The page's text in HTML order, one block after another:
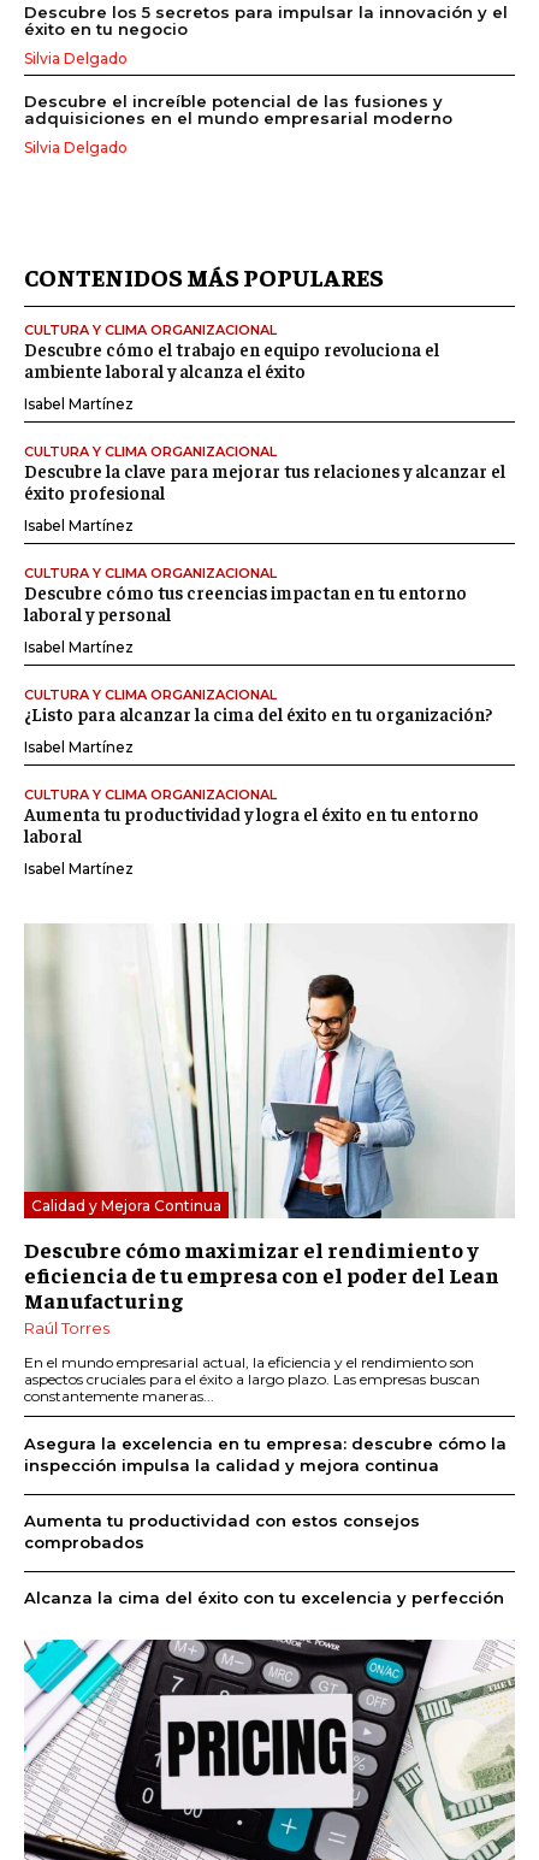
Descubre los 5 secretos para impulsar la innovación y el
éxito en tu negocio
Silvia Delgado
Descubre el increíble potencial de las fusiones y
adquisiciones en el mundo empresarial moderno
Silvia Delgado
CONTENIDOS MÁS POPULARES
CULTURA Y CLIMA ORGANIZACIONAL
Descubre cómo el trabajo en equipo revoluciona el
ambiente laboral y alcanza el éxito
Isabel Martínez
CULTURA Y CLIMA ORGANIZACIONAL
Descubre la clave para mejorar tus relaciones y alcanzar el
éxito profesional
Isabel Martínez
CULTURA Y CLIMA ORGANIZACIONAL
Descubre cómo tus creencias impactan en tu entorno
laboral y personal
Isabel Martínez
CULTURA Y CLIMA ORGANIZACIONAL
¿Listo para alcanzar la cima del éxito en tu organización?
Isabel Martínez
CULTURA Y CLIMA ORGANIZACIONAL
Aumenta tu productividad y logra el éxito en tu entorno
laboral
Isabel Martínez
Calidad y Mejora Continua
Descubre cómo maximizar el rendimiento y
eficiencia de tu empresa con el poder del Lean
Manufacturing
Raúl Torres
En el mundo empresarial actual, la eficiencia y el rendimiento son
aspectos cruciales para el éxito a largo plazo. Las empresas buscan
constantemente maneras...
Asegura la excelencia en tu empresa: descubre cómo la
inspección impulsa la calidad y mejora continua
Aumenta tu productividad con estos consejos
comprobados
Alcanza la cima del éxito con tu excelencia y perfección